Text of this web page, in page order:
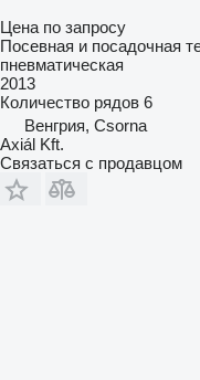
Цена по запросу
Посевная и посадочная
пневматическая
2013
Количество рядов 6
Венгрия, Csorna
Axiál Kft.
Связаться с продавцом